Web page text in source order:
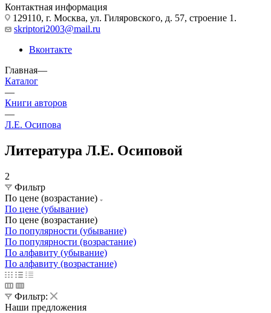
Контактная информация
129110, г. Москва, ул. Гиляровского, д. 57, строение 1.
skriptori2003@mail.ru
Вконтакте
Главная—
Каталог
—
Книги авторов
—
Л.Е. Осипова
Литература Л.Е. Осиповой
2
Фильтр
По цене (возрастание)
По цене (убывание)
По цене (возрастание)
По популярности (убывание)
По популярности (возрастание)
По алфавиту (убывание)
По алфавиту (возрастание)
Фильтр:
Наши предложения